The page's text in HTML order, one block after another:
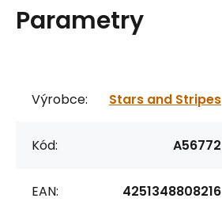
Parametry
Výrobce: Stars and Stripes
Kód: A56772
EAN: 4251348808216